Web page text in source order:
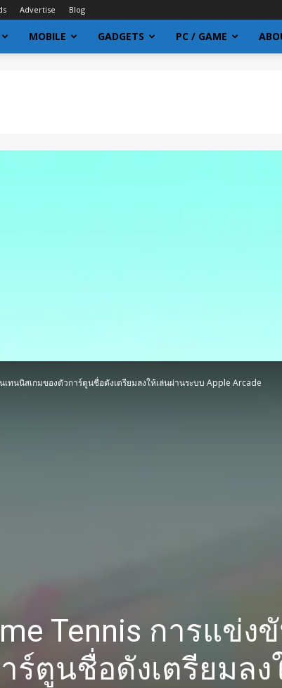
Advertise Blog
MOBILE GADGETS PC / GAME
ทนนิสเกมของตัวการ์ตูนชื่อดังเตรียมลงให้เล่นผ่านระบบ Apple Arcade
Tennis การแข่ง
ร์ตูนชื่อดังเตรียมลง